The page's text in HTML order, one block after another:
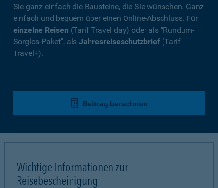
Sie ganz einfach die Bausteine, die Sie wünschen. Ganz
einfach und bequem über einen Online-Abschluss. Für
einzelne Reisen (Tarif Travel day) oder als "Rundum-
Sorglos-Paket", als Jahresreiseschutzbrief (Tarif
Travel+).
Beitrag berechnen
Wichtige Informationen zur
Reisebescheinigung